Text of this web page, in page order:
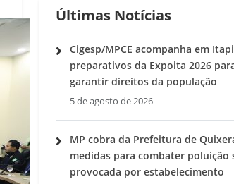
Últimas Notícias
Cigesp/MPCE acompanha em
preparativos da Expoita 2026
garantir direitos da população
5 de agosto de 2026
MP cobra da Prefeitura de
medidas para combater poluição
provocada por estabelecimento